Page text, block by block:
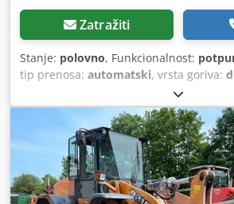
Zatražiti
Stanje: polovno, Funkcionalnost:
tip prenosa: automatski, vrsta goriva:
, konfiguracija osovina:
10/1977, Godina proizvodnje:1977,
Tehnički ispravno Cedpfx Aet S